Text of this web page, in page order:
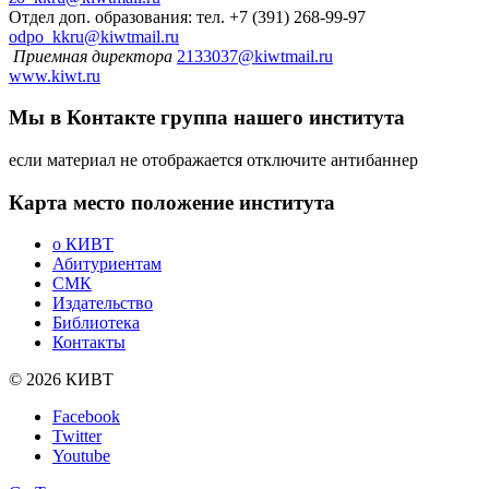
Отдел доп. образования: тел. +7 (391) 268-99-97
odpo_kkru@kiwtmail.ru
Приемная директора 2133037@kiwtmail.ru
www.kiwt.ru
Мы в Контакте группа нашего института
если материал не отображается отключите антибаннер
Карта место положение института
о КИВТ
Абитуриентам
СМК
Издательство
Библиотека
Контакты
© 2026 КИВТ
Facebook
Twitter
Youtube